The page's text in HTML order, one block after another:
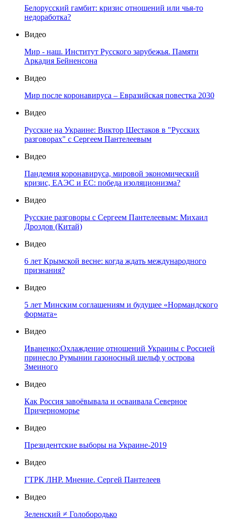
Белорусский гамбит: кризис отношений или чья-то
недоработка?
Видео
Мир - наш. Институт Русского зарубежья. Памяти
Аркадия Бейненсона
Видео
Мир после коронавируса – Евразийская повестка 2030
Видео
Русские на Украине: Виктор Шестаков в "Русских
разговорах" с Сергеем Пантелеевым
Видео
Пандемия коронавируса, мировой экономический
кризис, ЕАЭС и ЕС: победа изоляционизма?
Видео
Русские разговоры с Сергеем Пантелеевым: Михаил
Дроздов (Китай)
Видео
6 лет Крымской весне: когда ждать международного
признания?
Видео
5 лет Минским соглашениям и будущее «Нормандского
формата»
Видео
Иваненко:Охлаждение отношений Украины с Россией
принесло Румынии газоносный шельф у острова
Змеиного
Видео
Как Россия завоёвывала и осваивала Северное
Причерноморье
Видео
Президентские выборы на Украине-2019
Видео
ГТРК ЛНР. Мнение. Сергей Пантелеев
Видео
Зеленский ≠ Голобородько